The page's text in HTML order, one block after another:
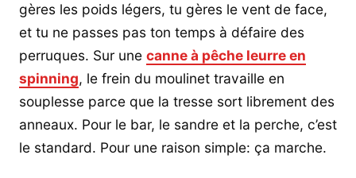
gères les poids légers, tu gères le vent de face,
et tu ne passes pas ton temps à défaire des
perruques. Sur une canne à pêche leurre en
spinning, le frein du moulinet travaille en
souplesse parce que la tresse sort librement des
anneaux. Pour le bar, le sandre et la perche, c’est
le standard. Pour une raison simple: ça marche.